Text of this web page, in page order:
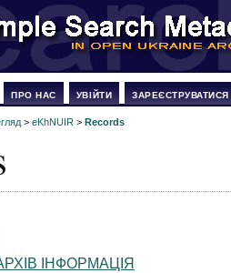
ПРО НАС УВІЙТИ ЗАРЕЄСТРУВАТИСЯ
> eKhNUIR > Records
ІНФОРМАЦІЯ